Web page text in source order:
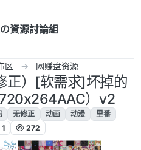
資源討論組
区 网赚盘资源
正）[软需求]坏掉的
）v2
无修正 动画 动漫
里番
1 272